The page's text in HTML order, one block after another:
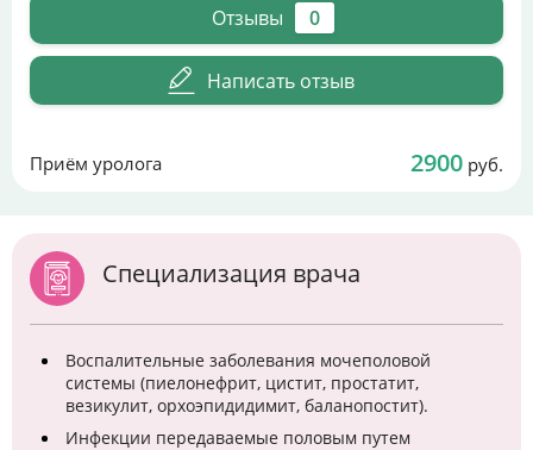
Отзывы 0
Написать отзыв
Приём уролога 2900 руб.
Специализация врача
Воспалительные заболевания мочеполовой
системы (пиелонефрит, цистит, простатит,
везикулит, орхоэпидидимит, баланопостит).
Инфекции передаваемые половым путем